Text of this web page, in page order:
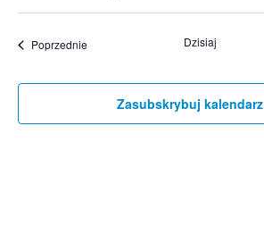
Warce
PoprzednieWydarzenia Dzisiaj
Zasubskrybuj kalendarz